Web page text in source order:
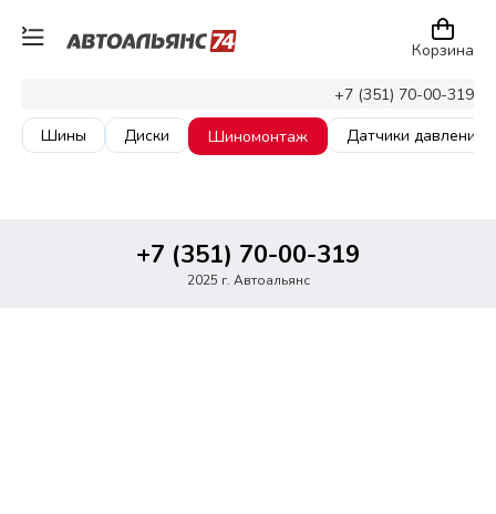
+7 (351) 70-00-319
Корзина
Шины Диски Шиномонтаж Датчики давления
+7 (351) 70-00-319
2025 г. Автоальянс